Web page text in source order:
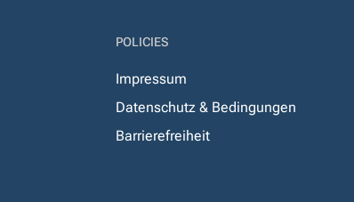
POLICIES
Impressum
Datenschutz & Bedingungen
Barrierefreiheit